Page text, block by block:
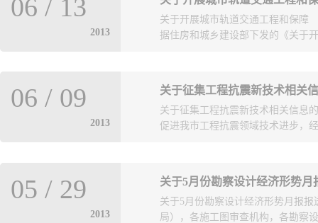
构工程师继续教育必修课教材（之
导意见》及《山东省注册结构工程
育报名情况，经研究定于2013年7
改造技术。二、培训时间、地点 培
8616178；注册中心电话：0531-
心网址：www.ljzc.net 。 三、注意
未在注册中心网上报名及通知...
2013
06 / 13
关于开展城市轨道交通工程和
据住房和城乡建设部下发的《关于
市轨道交通工程和保障性安居工程
号）的通知要求，将于6月至7月开
事项通知转发给你们，请各有关部
居工程质量安全监督执法检查有关
关于征集工程抗震新技术相关
2013
06 / 09
关于征集工程抗震新技术相关信息
促进我市工程抗震领域技术进步，
组织编制《青岛市工程抗震新技术
用。现就征集工程抗震新技术信息
（以下简称《指南》）拟收录的内
专有技术和其他（1、自主创新，
关于5月份勘察设计经济形势月
2013
05 / 29
关于5月份勘察设计经济形势月报
局），各施工图审查机构，各勘察